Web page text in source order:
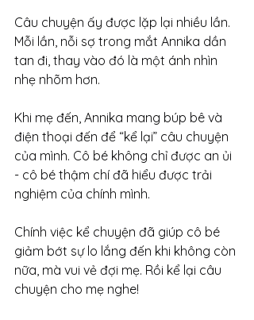
Câu chuyện ấy được lặp lại nhiều lần.
Mỗi lần, nỗi sợ trong mắt Annika dần
tan đi, thay vào đó là một ánh nhìn
nhẹ nhõm hơn.
Khi mẹ đến, Annika mang búp bê và
điện thoại đến để “kể lại” câu chuyện
của mình. Cô bé không chỉ được an ủi
- cô bé thậm chí đã hiểu được trải
nghiệm của chính mình.
Chính việc kể chuyện đã giúp cô bé
giảm bớt sự lo lắng đến khi không còn
nữa, mà vui vẻ đợi mẹ. Rồi kể lại câu
chuyện cho mẹ nghe!